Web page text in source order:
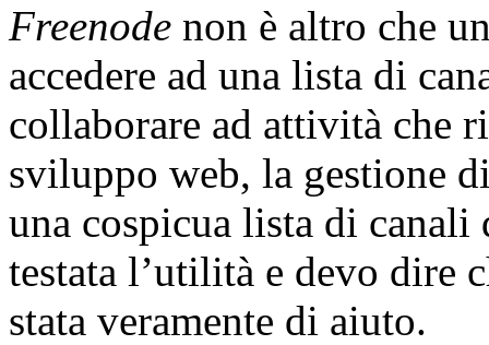
Freenode non è altro che
accedere ad una lista di
collaborare ad attività che
sviluppo web, la gestione
una cospicua lista di
testata l’utilità e devo dire
stata veramente di aiuto.